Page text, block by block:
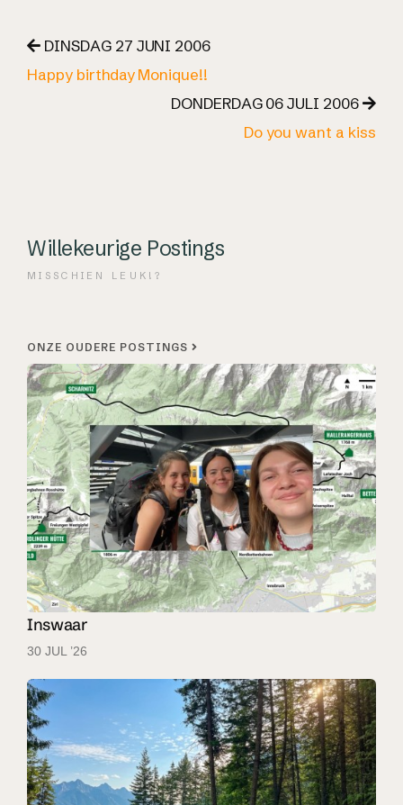
DINSDAG 27 JUNI 2006
Happy birthday Monique!!
DONDERDAG 06 JULI 2006
Do you want a kiss
Willekeurige Postings
MISSCHIEN LEUK!?
ONZE OUDERE POSTINGS
Inswaar
30 JUL ’26